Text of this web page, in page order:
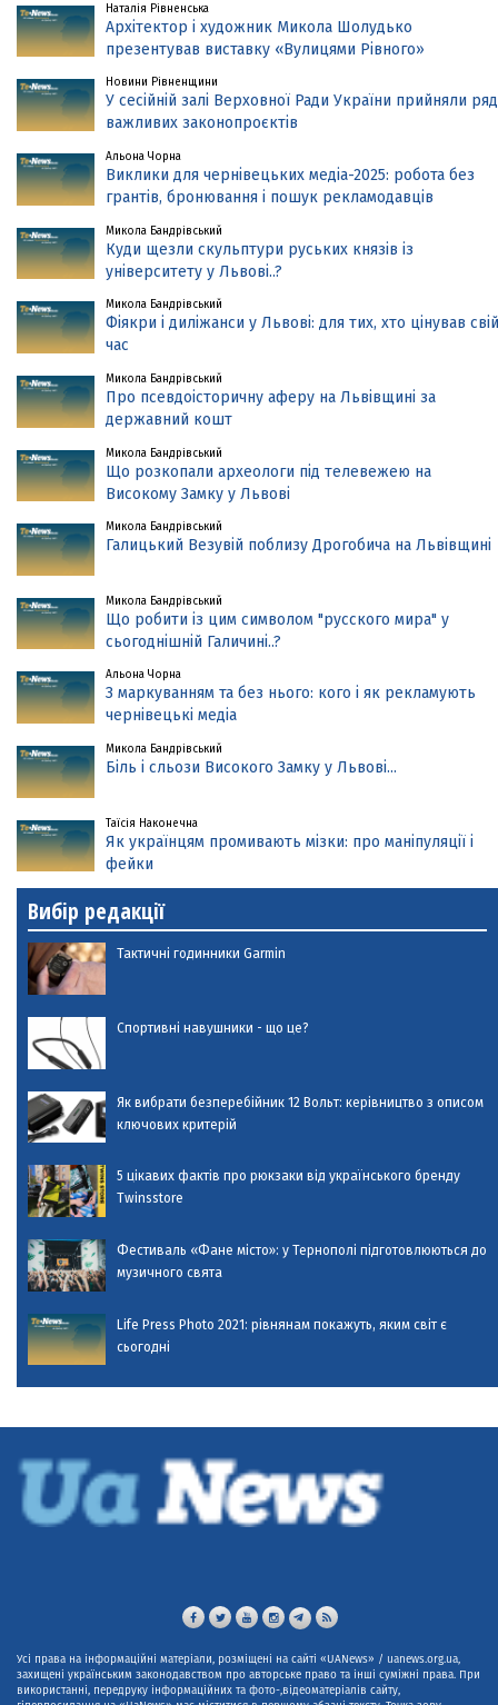
Наталія Рівненська
Архітектор і художник Микола Шолудько
презентував виставку «Вулицями Рівного»
Новини Рівненщини
У сесійній залі Верховної Ради України прийняли ряд
важливих законопроєктів
Альона Чорна
Виклики для чернівецьких медіа-2025: робота без
грантів, бронювання і пошук рекламодавців
Микола Бандрівський
Куди щезли скульптури руських князів із
університету у Львові..?
Микола Бандрівський
Фіякри і диліжанси у Львові: для тих, хто цінував свій
час
Микола Бандрівський
Про псевдоісторичну аферу на Львівщині за
державний кошт
Микола Бандрівський
Що розкопали археологи під телевежею на
Високому Замку у Львові
Микола Бандрівський
Галицький Везувій поблизу Дрогобича на Львівщині
Микола Бандрівський
Що робити із цим символом "русского мира" у
сьогоднішній Галичині..?
Альона Чорна
З маркуванням та без нього: кого і як рекламують
чернівецькі медіа
Микола Бандрівський
Біль і сльози Високого Замку у Львові...
Таїсія Наконечна
Як українцям промивають мізки: про маніпуляції і
фейки
Вибір редакції
Тактичні годинники Garmin
Спортивні навушники - що це?
Як вибрати безперебійник 12 Вольт: керівництво з описом
ключових критерій
5 цікавих фактів про рюкзаки від українського бренду
Twinsstore
Фестиваль «Фане місто»: у Тернополі підготовлюються до
музичного свята
Life Press Photo 2021: рівнянам покажуть, яким світ є
сьогодні
Усі права на інформаційні матеріали, розміщені на сайті «UANews» / uanews.org.ua,
захищені українським законодавством про авторське право та інші суміжні права. При
використанні, передруку інформаційних та фото-,відеоматеріалів сайту,